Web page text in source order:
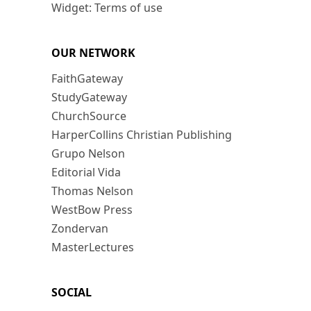
Widget: Terms of use
OUR NETWORK
FaithGateway
StudyGateway
ChurchSource
HarperCollins Christian Publishing
Grupo Nelson
Editorial Vida
Thomas Nelson
WestBow Press
Zondervan
MasterLectures
SOCIAL